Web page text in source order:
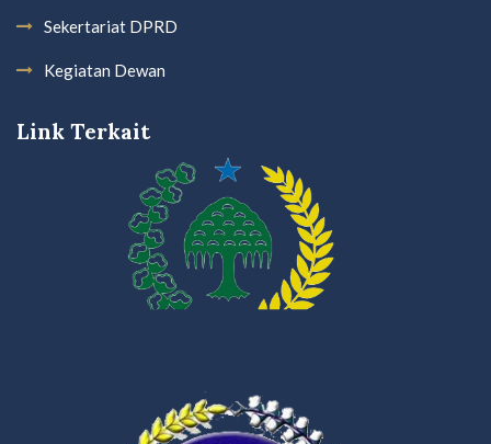
Sekertariat DPRD
Kegiatan Dewan
Link Terkait